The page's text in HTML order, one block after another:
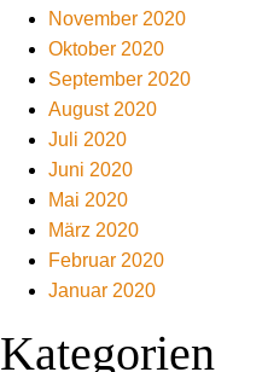
November 2020
Oktober 2020
September 2020
August 2020
Juli 2020
Juni 2020
Mai 2020
März 2020
Februar 2020
Januar 2020
Kategorien